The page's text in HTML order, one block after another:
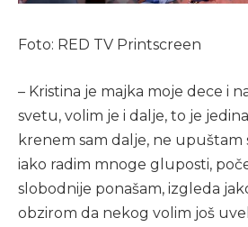
Foto: RED TV Printscreen
– Kristina je majka moje dece i
svetu, volim je i dalje, to je
krenem sam dalje, ne upuštam
iako radim mnoge gluposti,
slobodnije ponašam, izgleda
obzirom da nekog volim još